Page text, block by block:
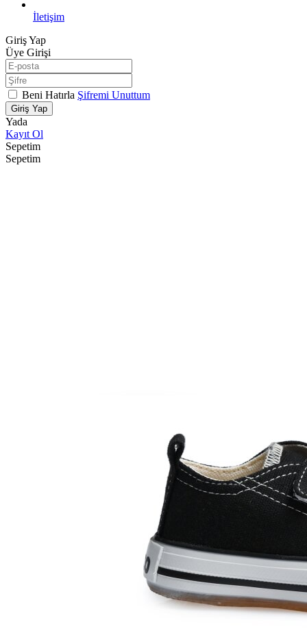
İletişim
Giriş Yap
Üye Girişi
Beni Hatırla Şifremi Unuttum
Giriş Yap
Yada
Kayıt Ol
Sepetim
Sepetim